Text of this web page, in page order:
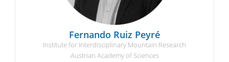
Fernando Ruiz Peyré
Institute for Interdisciplinary Mountain Research
Austrian Academy of Sciences